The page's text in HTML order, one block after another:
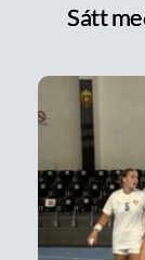
Sátt